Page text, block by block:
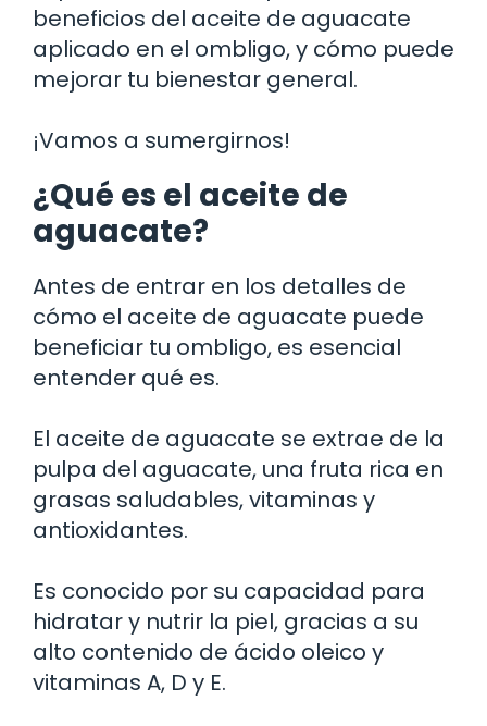
beneficios del aceite de aguacate
aplicado en el ombligo, y cómo puede
mejorar tu bienestar general.
¡Vamos a sumergirnos!
¿Qué es el aceite de
aguacate?
Antes de entrar en los detalles de
cómo el aceite de aguacate puede
beneficiar tu ombligo, es esencial
entender qué es.
El aceite de aguacate se extrae de la
pulpa del aguacate, una fruta rica en
grasas saludables, vitaminas y
antioxidantes.
Es conocido por su capacidad para
hidratar y nutrir la piel, gracias a su
alto contenido de ácido oleico y
vitaminas A, D y E.